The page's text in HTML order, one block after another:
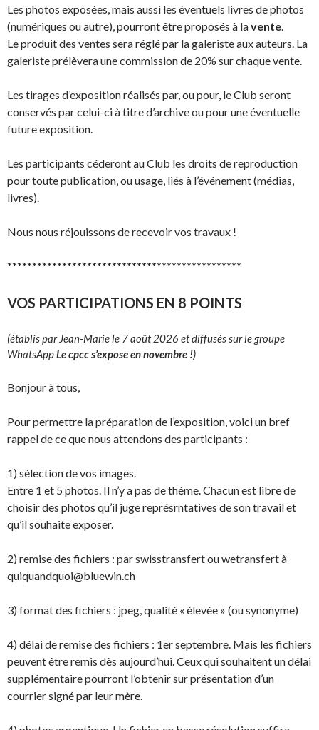
Les photos exposées, mais aussi les éventuels livres de photos
(numériques ou autre), pourront être proposés à lavente.
Le produit des ventes sera réglé par la galeriste aux auteurs. La
galeriste prélèvera une commission de 20% sur chaque vente.
Les tirages d’exposition réalisés par, ou pour, le Club seront
conservés par celui-ci à titre d’archive ou pour une éventuelle
future exposition.
Les participants céderont au Club les droits de reproduction
pour toute publication, ou usage, liés à l’événement (médias,
livres).
Nous nous réjouissons de recevoir vos travaux !
***********************************************
VOS PARTICIPATIONS EN 8 POINTS
(établis par Jean-Marie le 7 août 2026 et diffusés sur le groupe
WhatsAppLe cpcc s’expose en novembre !)
Bonjour à tous,
Pour permettre la préparation de l’exposition, voici un bref
rappel de ce que nous attendons des participants :
1) sélection de vos images.
Entre 1 et 5 photos. Il n’y a pas de thème. Chacun est libre de
choisir des photos qu’il juge représrntatives de son travail et
qu’il souhaite exposer.
2) remise des fichiers : par swisstransfert ou wetransfert à
quiquandquoi@bluewin.ch
3) format des fichiers : jpeg, qualité « élevée » (ou synonyme)
4) délai de remise des fichiers : 1er septembre. Mais les fichiers
peuvent être remis dès aujourd’hui. Ceux qui souhaitent un délai
supplémentaire pourront l’obtenir sur présentation d’un
courrier signé par leur mère.